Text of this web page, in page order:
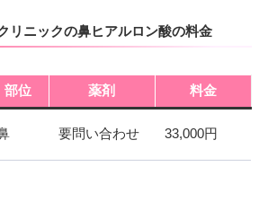
リニックの鼻ヒアルロン酸の料金
部位 薬剤 料金
要問い合わせ 33,000円